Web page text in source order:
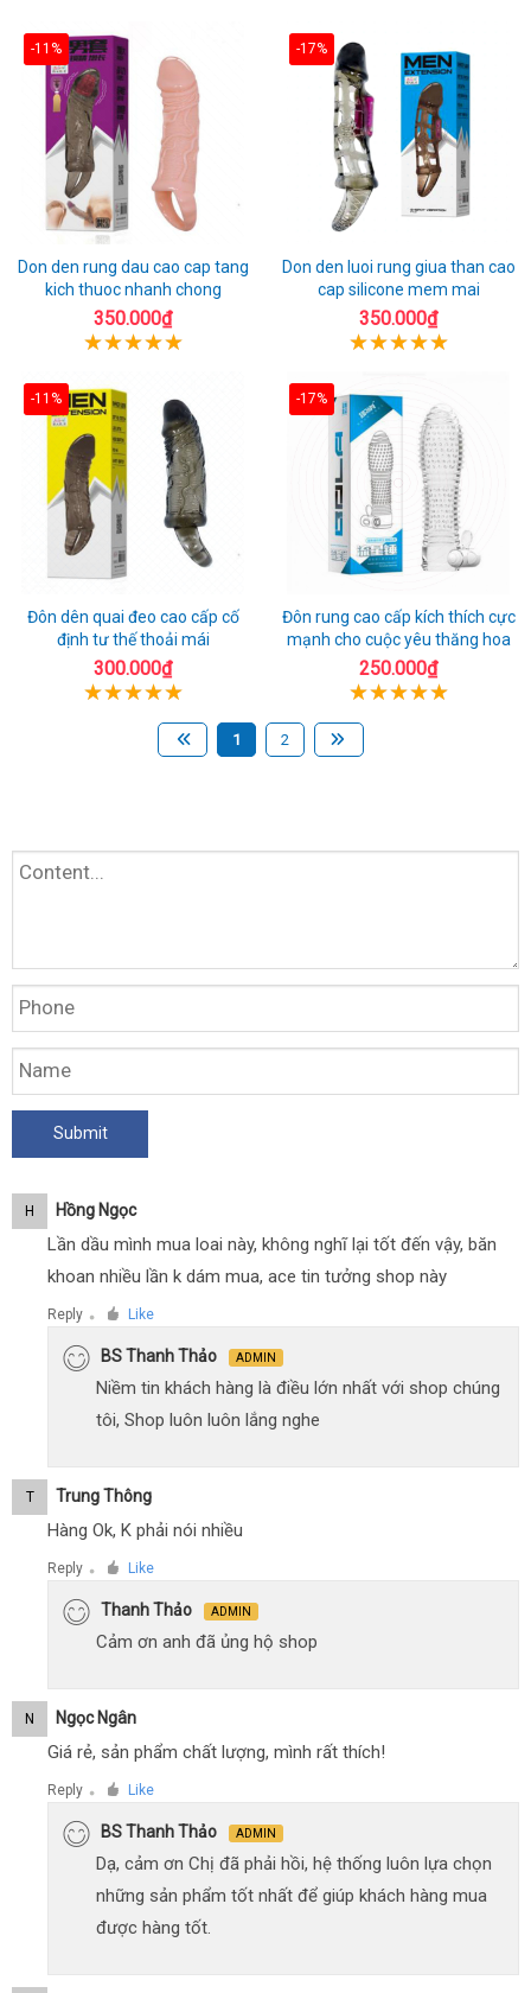
-11%
Don den rung dau cao cap tang
kich thuoc nhanh chong
350.000₫
-17%
Don den luoi rung giua than cao
cap silicone mem mai
350.000₫
-11%
Đôn dên quai đeo cao cấp cố
định tư thế thoải mái
300.000₫
-17%
Đôn rung cao cấp kích thích cực
mạnh cho cuộc yêu thăng hoa
250.000₫
1 2
H Hồng Ngọc
Lần dầu mình mua loai này, không nghĩ lại tốt đến vậy, băn
khoan nhiều lần k dám mua, ace tin tưởng shop này
Reply ● Like
BS Thanh Thảo ADMIN
Niềm tin khách hàng là điều lớn nhất với shop chúng
tôi, Shop luôn luôn lắng nghe
T Trung Thông
Hàng Ok, K phải nói nhiều
Reply ● Like
Thanh Thảo ADMIN
Cảm ơn anh đã ủng hộ shop
N Ngọc Ngân
Giá rẻ, sản phẩm chất lượng, mình rất thích!
Reply ● Like
BS Thanh Thảo ADMIN
Dạ, cảm ơn Chị đã phải hồi, hệ thống luôn lựa chọn
những sản phẩm tốt nhất để giúp khách hàng mua
được hàng tốt.